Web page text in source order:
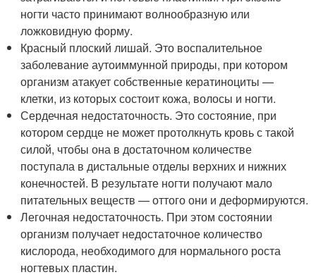
ногти часто принимают волнообразную или
ложковидную форму.
Красный плоский лишай. Это воспалительное
заболевание аутоиммунной природы, при котором
организм атакует собственные кератиноциты —
клетки, из которых состоит кожа, волосы и ногти.
Сердечная недостаточность. Это состояние, при
котором сердце не может протолкнуть кровь с такой
силой, чтобы она в достаточном количестве
поступала в дистальные отделы верхних и нижних
конечностей. В результате ногти получают мало
питательных веществ — оттого они и деформируются.
Легочная недостаточность. При этом состоянии
организм получает недостаточное количество
кислорода, необходимого для нормального роста
ногтевых пластин.